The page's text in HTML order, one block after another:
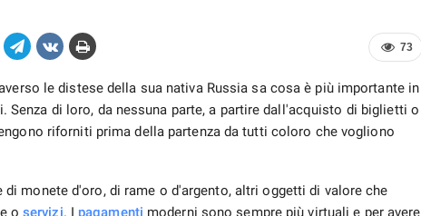
73
le distese della sua nativa Russia sa cosa è più importante in
Senza di loro, da nessuna parte, a partire dall'acquisto di biglietti o
riforniti prima della partenza da tutti coloro che vogliono
monete d'oro, di rame o d'argento, altri oggetti di valore che
o servizi. I pagamenti moderni sono sempre più virtuali e per avere